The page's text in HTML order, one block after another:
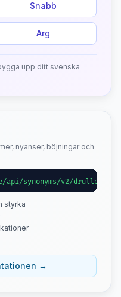
Snabb
Arg
upp ditt svenska
nyanser, böjningar och
api/synonyms/v2/drulle
styrka
→